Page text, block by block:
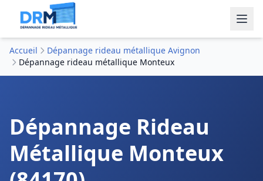
Accueil
Dépannage rideau métallique Avignon
Dépannage rideau métallique Monteux
Dépannage Rideau
Métallique Monteux